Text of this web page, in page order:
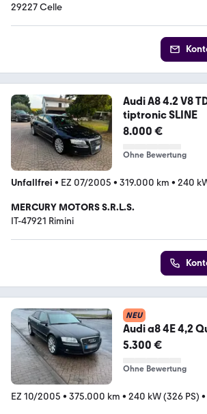
29227 Celle
Audi A8 4.2 V8
tiptronic SLINE
8.000 €
Ohne Bewertung
Unfallfrei • EZ 07/2005 • 319.000 km • 240
MERCURY MOTORS S.R.L.S.
IT-47921 Rimini
NEU
Audi a8 4E 4,2
ACC Bose
5.300 €
Ohne Bewertung
EZ 10/2005 • 375.000 km • 240 kW (326 PS) •